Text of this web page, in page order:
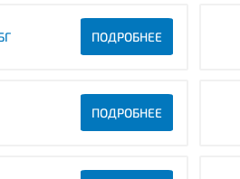
ПОДРОБНЕЕ
ПОДРОБНЕЕ